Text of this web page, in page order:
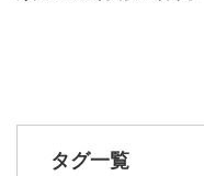
タグ一覧